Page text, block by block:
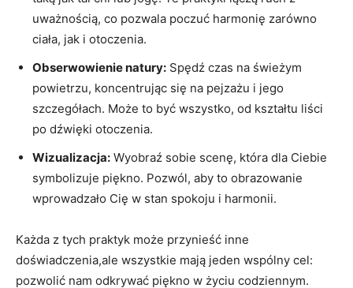
uważnością, co pozwala poczuć harmonię zarówno
ciała, jak i otoczenia.
Obserwowienie natury: Spędź czas na świeżym
powietrzu, koncentrując się na pejzażu i jego
szczegółach. Może to być wszystko, od kształtu liści
po dźwięki otoczenia.
Wizualizacja: Wyobraź sobie scenę, która dla Ciebie
symbolizuje piękno. Pozwól, aby to obrazowanie
wprowadzało Cię w stan spokoju i harmonii.
Każda z tych praktyk może przynieść inne
doświadczenia,ale wszystkie mają jeden wspólny cel:
pozwolić nam odkrywać piękno w życiu codziennym.